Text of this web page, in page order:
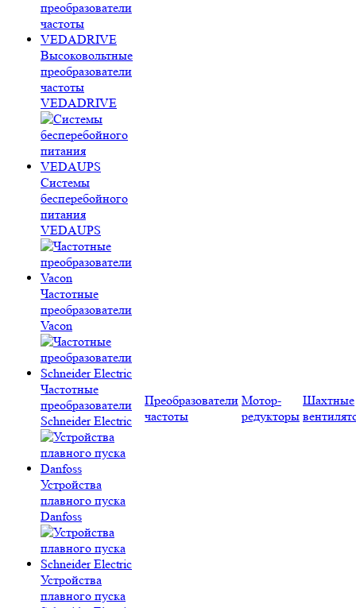
Высоковольтные
преобразователи
частоты
VEDADRIVE
Системы
бесперебойного
питания
VEDAUPS
Частотные
преобразователи
Vacon
Частотные
преобразователи
Schneider Electric
Устройства
плавного пуска
Danfoss
Устройства
плавного пуска
Преобразователи
частоты
Мотор-
редукторы
Шахтные